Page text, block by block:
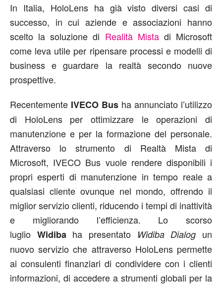
In Italia, HoloLens ha già visto diversi casi di
successo, in cui aziende e associazioni hanno
scelto la soluzione di Realità Mista di Microsoft
come leva utile per ripensare processi e modelli di
business e guardare la realtà secondo nuove
prospettive.
Recentemente IVECO Bus ha annunciato l’utilizzo
di HoloLens per ottimizzare le operazioni di
manutenzione e per la formazione del personale.
Attraverso lo strumento di Realtà Mista di
Microsoft, IVECO Bus vuole rendere disponibili i
propri esperti di manutenzione in tempo reale a
qualsiasi cliente ovunque nel mondo, offrendo il
miglior servizio clienti, riducendo i tempi di inattività
e migliorando l’efficienza. Lo scorso
luglio Widiba ha presentato Widiba Dialog un
nuovo servizio che attraverso HoloLens permette
ai consulenti finanziari di condividere con i clienti
informazioni, di accedere a strumenti globali per la